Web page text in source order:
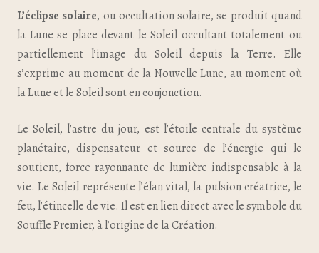
L’éclipse solaire, ou occultation solaire, se produit quand
la Lune se place devant le Soleil occultant totalement ou
partiellement l’image du Soleil depuis la Terre. Elle
s’exprime au moment de la Nouvelle Lune, au moment où
la Lune et le Soleil sont en conjonction.
Le Soleil, l’astre du jour, est l’étoile centrale du système
planétaire, dispensateur et source de l’énergie qui le
soutient, force rayonnante de lumière indispensable à la
vie. Le Soleil représente l’élan vital, la pulsion créatrice, le
feu, l’étincelle de vie. Il est en lien direct avec le symbole du
Souffle Premier, à l’origine de la Création.